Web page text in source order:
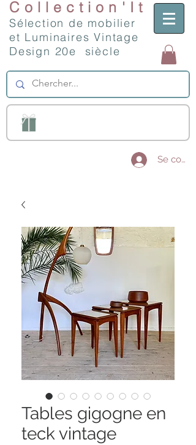
Collection'It
Sélection de mobilier
et Luminaires Vintage
Design 20e siècle
Se
Tables gigogne en
teck vintage